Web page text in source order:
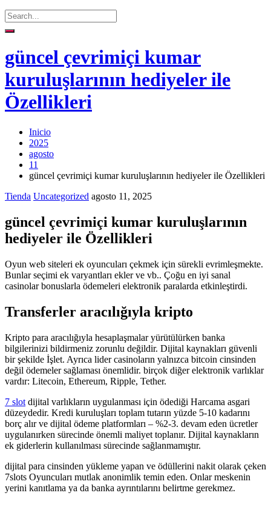
güncel çevrimiçi kumar
kuruluşlarının hediyeler ile
Özellikleri
Inicio
2025
agosto
11
güncel çevrimiçi kumar kuruluşlarının hediyeler ile Özellikleri
Tienda Uncategorized agosto 11, 2025
güncel çevrimiçi kumar kuruluşlarının
hediyeler ile Özellikleri
Oyun web siteleri ek oyuncuları çekmek için sürekli evrimleşmekte.
Bunlar seçimi ek varyantları ekler ve vb.. Çoğu en iyi sanal
casinolar bonuslarla ödemeleri elektronik paralarda etkinleştirdi.
Transferler aracılığıyla kripto
Kripto para aracılığıyla hesaplaşmalar yürütülürken banka
bilgilerinizi bildirmeniz zorunlu değildir. Dijital kaynakları güvenli
bir şekilde İşlet. Ayrıca lider casinoların yalnızca bitcoin cinsinden
değil ödemeler sağlaması önemlidir. birçok diğer elektronik varlıklar
vardır: Litecoin, Ethereum, Ripple, Tether.
7 slot dijital varlıkların uygulanması için ödediği Harcama asgari
düzeydedir. Kredi kuruluşları toplam tutarın yüzde 5-10 kadarını
borç alır ve dijital ödeme platformları – %2-3. devam eden ücretler
uygulanırken sürecinde önemli maliyet toplanır. Dijital kaynakların
ek giderlerin kullanılması sürecinde sağlanmamıştır.
dijital para cinsinden yükleme yapan ve ödüllerini nakit olarak çeken
7slots Oyuncuları mutlak anonimlik temin eden. Onlar meskenin
yerini kanıtlama ya da banka ayrıntılarını belirtme gerekmez.